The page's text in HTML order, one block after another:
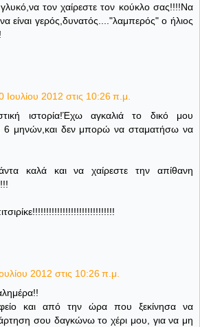
γλυκό,να τον χαίρεστε τον κούκλο σας!!!!Να
είναι γερός,δυνατός...."λαμπερός" ο ήλιος
Ιουλίου 2012 στις 10:26 π.μ.
ιστορία!Έχω αγκαλιά το δικό μου
6 μηνών,και δεν μπορώ να σταματήσω να
καλά και να χαίρεστε την απίθανη
2012 στις 10:26 π.μ.
και από την ώρα που ξεκίνησα να
σου δαγκώνω το χέρι μου, για να μη